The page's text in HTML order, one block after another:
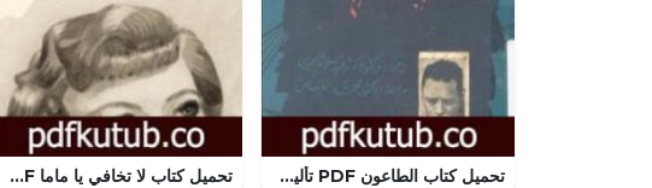
تحميل كتاب الطاعون PDF تأليف ألبير كامو مجانا [كامل] تحميل كتاب لا تخافي يا ماما PDF تأليف نودار دومبادزه مجانا [كامل]